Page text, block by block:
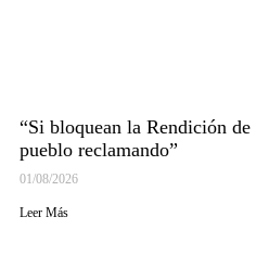
“Si bloquean la Rendición
pueblo reclamando”
01/08/2026
Leer Más